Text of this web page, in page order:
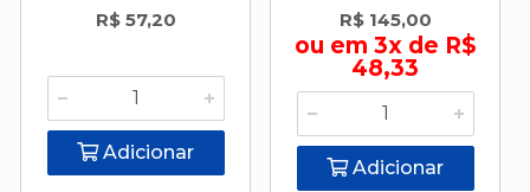
R$ 57,20
Adicionar
R$ 145,00
ou em 3x de R$
48,33
Adicionar